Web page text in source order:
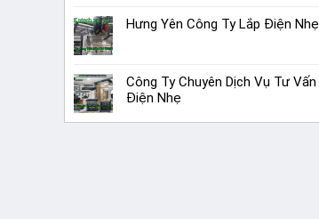
Hưng Yên Công Ty Lắp Điện Nhẹ
Công Ty Chuyên Dịch Vụ Tư Vấn
Điện Nhẹ